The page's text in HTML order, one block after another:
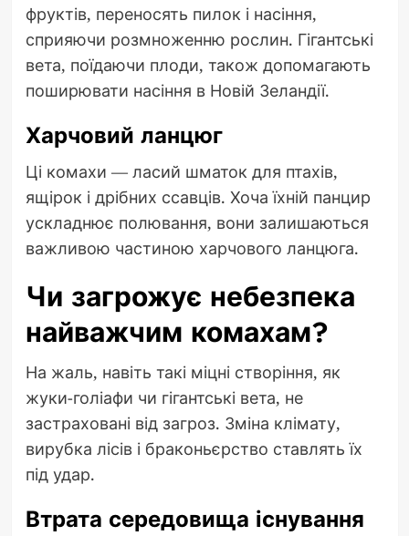
фруктів, переносять пилок і насіння,
сприяючи розмноженню рослин. Гігантські
вета, поїдаючи плоди, також допомагають
поширювати насіння в Новій Зеландії.
Харчовий ланцюг
Ці комахи — ласий шматок для птахів,
ящірок і дрібних ссавців. Хоча їхній панцир
ускладнює полювання, вони залишаються
важливою частиною харчового ланцюга.
Чи загрожує небезпека
найважчим комахам?
На жаль, навіть такі міцні створіння, як
жуки-голіафи чи гігантські вета, не
застраховані від загроз. Зміна клімату,
вирубка лісів і браконьєрство ставлять їх
під удар.
Втрата середовища існування